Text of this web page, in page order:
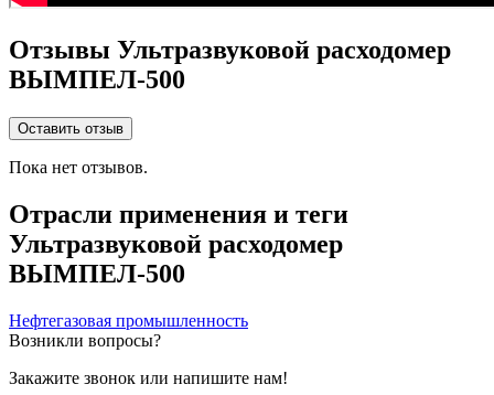
Отзывы Ультразвуковой расходомер
ВЫМПЕЛ-500
Оставить отзыв
Пока нет отзывов.
Отрасли применения и теги
Ультразвуковой расходомер
ВЫМПЕЛ-500
Нефтегазовая промышленность
Возникли вопросы?
Закажите звонок или напишите нам!